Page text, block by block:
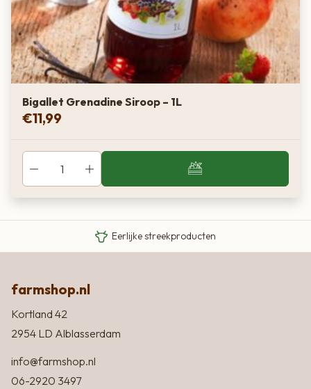
Bigallet Grenadine Siroop – 1L
€11,99
Eigen Limousin runderen
Eerlijke streekproducten
farmshop.nl
Kortland 42
2954 LD Alblasserdam
info@farmshop.nl
06-2920 3497